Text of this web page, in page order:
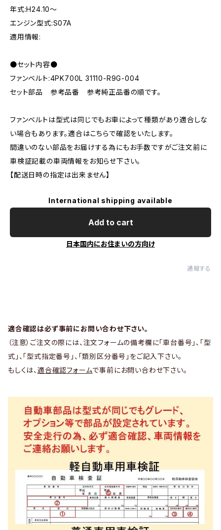
年式:H24.10～
エンジン型式:S07A
適用情報:
●セット内容●
ファンベルト:4PK700L 31110-R9G-004
セット部品 参考品番 参考純正品番の順です。
ファンベルトは型式は同じでもお車によって種類があり適合しな
い場合もあります。適合はこちらで確認をいたします。
間違いのない部品をお届けする為にもお手数ですがご注文前に
車検証記載の車両情報をお知らせ下さい。
【配送日時の指定は出来ません】
International shipping available
Add to cart
日本国内にお住まいの方向け
通報する
適合確認は必ず事前にお問い合わせ下さい。
（注意）ご注文の際には、注文フォームの備考欄に「車台番号」、「型
式」、「型式指定番号」、「類別区分番号」をご記入下さい。
もしくは、 適合確認フォームで事前にお問い合わせ下さい。